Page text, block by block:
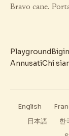
Bravo cane.
Playground
AnnusatiChi
English
日本語
한